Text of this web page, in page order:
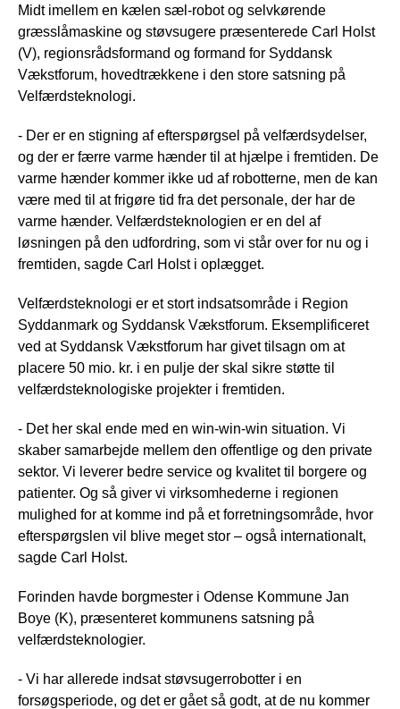
Midt imellem en kælen sæl-robot og selvkørende
græsslåmaskine og støvsugere præsenterede Carl Holst
(V), regionsrådsformand og formand for Syddansk
Vækstforum, hovedtrækkene i den store satsning på
Velfærdsteknologi.
- Der er en stigning af efterspørgsel på velfærdsydelser,
og der er færre varme hænder til at hjælpe i fremtiden. De
varme hænder kommer ikke ud af robotterne, men de kan
være med til at frigøre tid fra det personale, der har de
varme hænder. Velfærdsteknologien er en del af
løsningen på den udfordring, som vi står over for nu og i
fremtiden, sagde Carl Holst i oplægget.
Velfærdsteknologi er et stort indsatsområde i Region
Syddanmark og Syddansk Vækstforum. Eksemplificeret
ved at Syddansk Vækstforum har givet tilsagn om at
placere 50 mio. kr. i en pulje der skal sikre støtte til
velfærdsteknologiske projekter i fremtiden.
- Det her skal ende med en win-win-win situation. Vi
skaber samarbejde mellem den offentlige og den private
sektor. Vi leverer bedre service og kvalitet til borgere og
patienter. Og så giver vi virksomhederne i regionen
mulighed for at komme ind på et forretningsområde, hvor
efterspørgslen vil blive meget stor – også internationalt,
sagde Carl Holst.
Forinden havde borgmester i Odense Kommune Jan
Boye (K), præsenteret kommunens satsning på
velfærdsteknologier.
- Vi har allerede indsat støvsugerrobotter i en
forsøgsperiode, og det er gået så godt, at de nu kommer